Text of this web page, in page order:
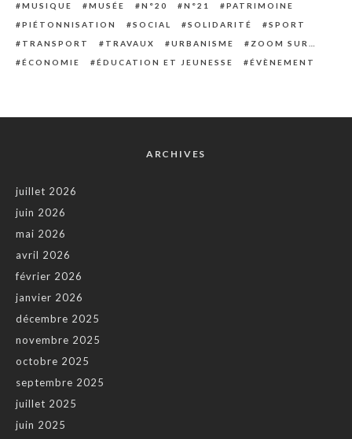
MUSIQUE
MUSÉE N°20 N°21
PATRIMOINE
PIÉTONNISATION
SOCIAL SOLIDARITÉ
SPORT
TRANSPORT
TRAVAUX URBANISME
ZOOM SUR…
ÉCONOMIE
ÉDUCATION ET JEUNESSE ÉVÈNEMENT
ARCHIVES
juillet 2026
juin 2026
mai 2026
avril 2026
février 2026
janvier 2026
décembre 2025
novembre 2025
octobre 2025
septembre 2025
juillet 2025
juin 2025